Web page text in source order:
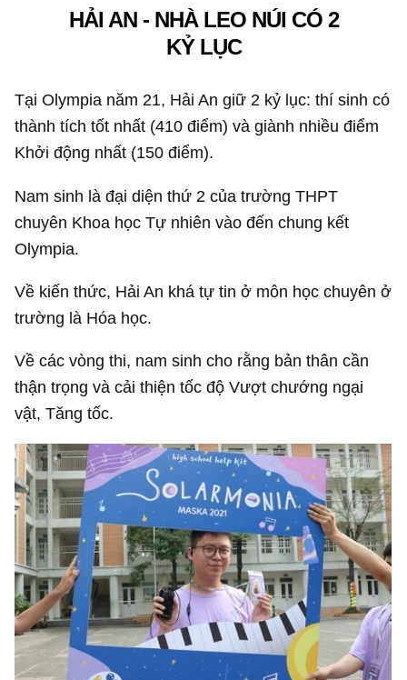
HẢI AN - NHÀ LEO NÚI CÓ 2
KỶ LỤC
Tại Olympia năm 21, Hải An giữ 2 kỷ lục: thí sinh có
thành tích tốt nhất (410 điểm) và giành nhiều điểm
Khởi động nhất (150 điểm).
Nam sinh là đại diện thứ 2 của trường THPT
chuyên Khoa học Tự nhiên vào đến chung kết
Olympia.
Về kiến thức, Hải An khá tự tin ở môn học chuyên ở
trường là Hóa học.
Về các vòng thi, nam sinh cho rằng bản thân cần
thận trọng và cải thiện tốc độ Vượt chướng ngại
vật, Tăng tốc.